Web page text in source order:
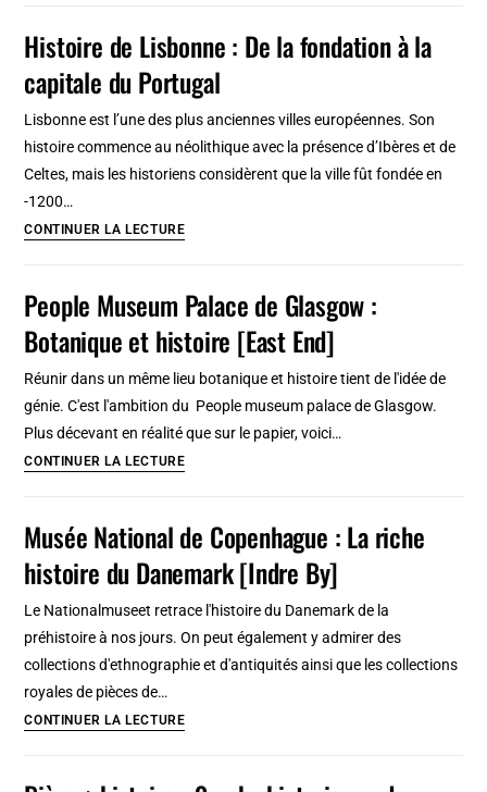
de
Dublin
Histoire de Lisbonne : De la fondation à la
capitale du Portugal
Lisbonne est l’une des plus anciennes villes européennes. Son
histoire commence au néolithique avec la présence d’Ibères et de
Celtes, mais les historiens considèrent que la ville fût fondée en
-1200…
CONTINUER LA LECTUREHistoire
De
fondation
la
capitale
Portugal
People Museum Palace de Glasgow :
Botanique et histoire [East End]
Réunir dans un même lieu botanique et histoire tient de l'idée de
génie. C'est l'ambition du People museum palace de Glasgow.
Plus décevant en réalité que sur le papier, voici…
CONTINUER LA LECTUREPeople
de
Glasgow
End]
Musée National de Copenhague : La riche
histoire du Danemark [Indre By]
Le Nationalmuseet retrace l'histoire du Danemark de la
préhistoire à nos jours. On peut également y admirer des
collections d'ethnographie et d'antiquités ainsi que les collections
royales de pièces de…
CONTINUER LA LECTUREMusée